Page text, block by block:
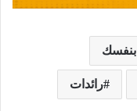
بنفسك
رائدات